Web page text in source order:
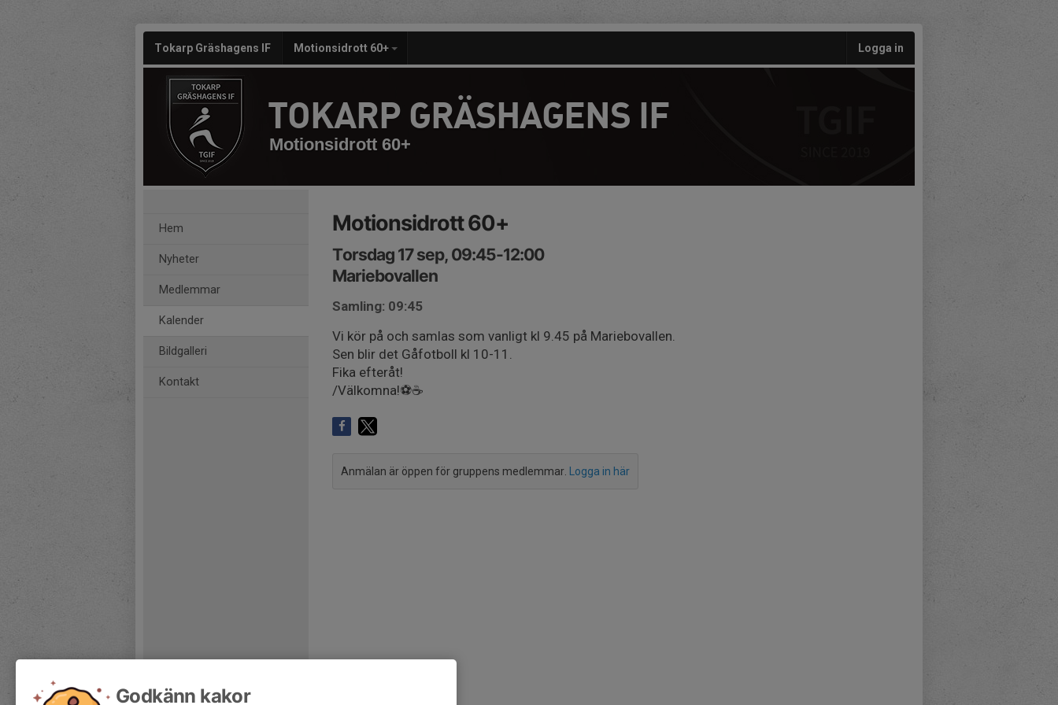
Tokarp Gräshagens IF Motionsidrott 60+ Logga in
TOKARP GRÄSHAGENS IF
Motionsidrott 60+
Hem
Nyheter
Medlemmar
Kalender
Bildgalleri
Kontakt
Motionsidrott 60+
Torsdag 17 sep, 09:45-12:00
Mariebovallen
Samling: 09:45
Vi kör på och samlas som vanligt kl 9.45 på Mariebovallen.
Sen blir det Gåfotboll kl 10-11.
Fika efteråt!
/Välkomna!⚽️☕️
Anmälan är öppen för gruppens medlemmar. Logga in här
Godkänn kakor